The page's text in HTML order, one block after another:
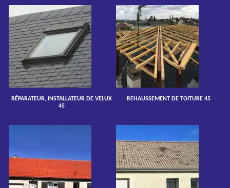
RÉPARATEUR, INSTALLATEUR DE VELUX
45
REHAUSSEMENT DE TOITURE 45